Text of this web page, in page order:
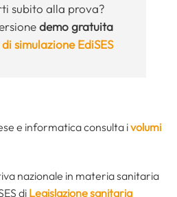
subito alla prova?
demo gratuita
simulazione EdiSES
e informatica consulta ivolumi
nazionale in materia sanitaria
di Legislazione sanitaria